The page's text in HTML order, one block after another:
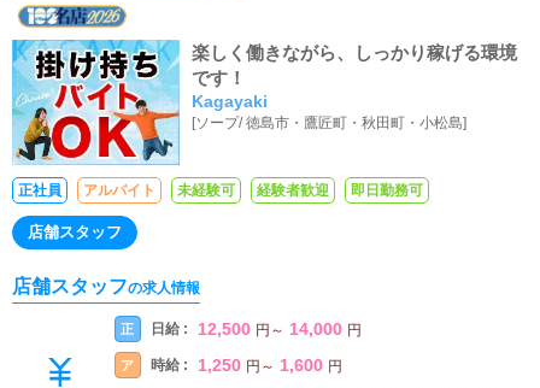
楽しく働きながら、しっかり稼げる環境
です！
Kagayaki
[ソープ/徳島市・鷹匠町・秋田町・小松島]
正社員 アルバイト 未経験可 経験者歓迎 即日勤務可
店舗スタッフ
店舗スタッフの求人情報
正 日給 : 12,500 円 ～ 14,000 円
ア 時給 : 1,250 円 ～ 1,600 円